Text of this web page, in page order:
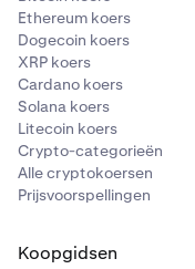
Ethereum koers
Dogecoin koers
XRP koers
Cardano koers
Solana koers
Litecoin koers
Crypto-categorieën
Alle cryptokoersen
Prijsvoorspellingen
Koopgidsen